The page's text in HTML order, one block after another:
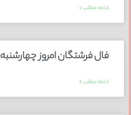
ادامه مطلب »
فال فرشتگان امروز چهارشنبه 3 دی 1404
ادامه مطلب »